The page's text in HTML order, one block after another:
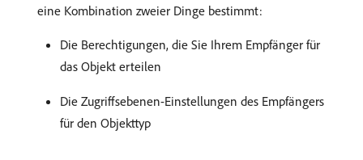
eine Kombination zweier Dinge bestimmt:
Die Berechtigungen, die Sie Ihrem Empfänger für
das Objekt erteilen
Die Zugriffsebenen-Einstellungen des Empfängers
für den Objekttyp